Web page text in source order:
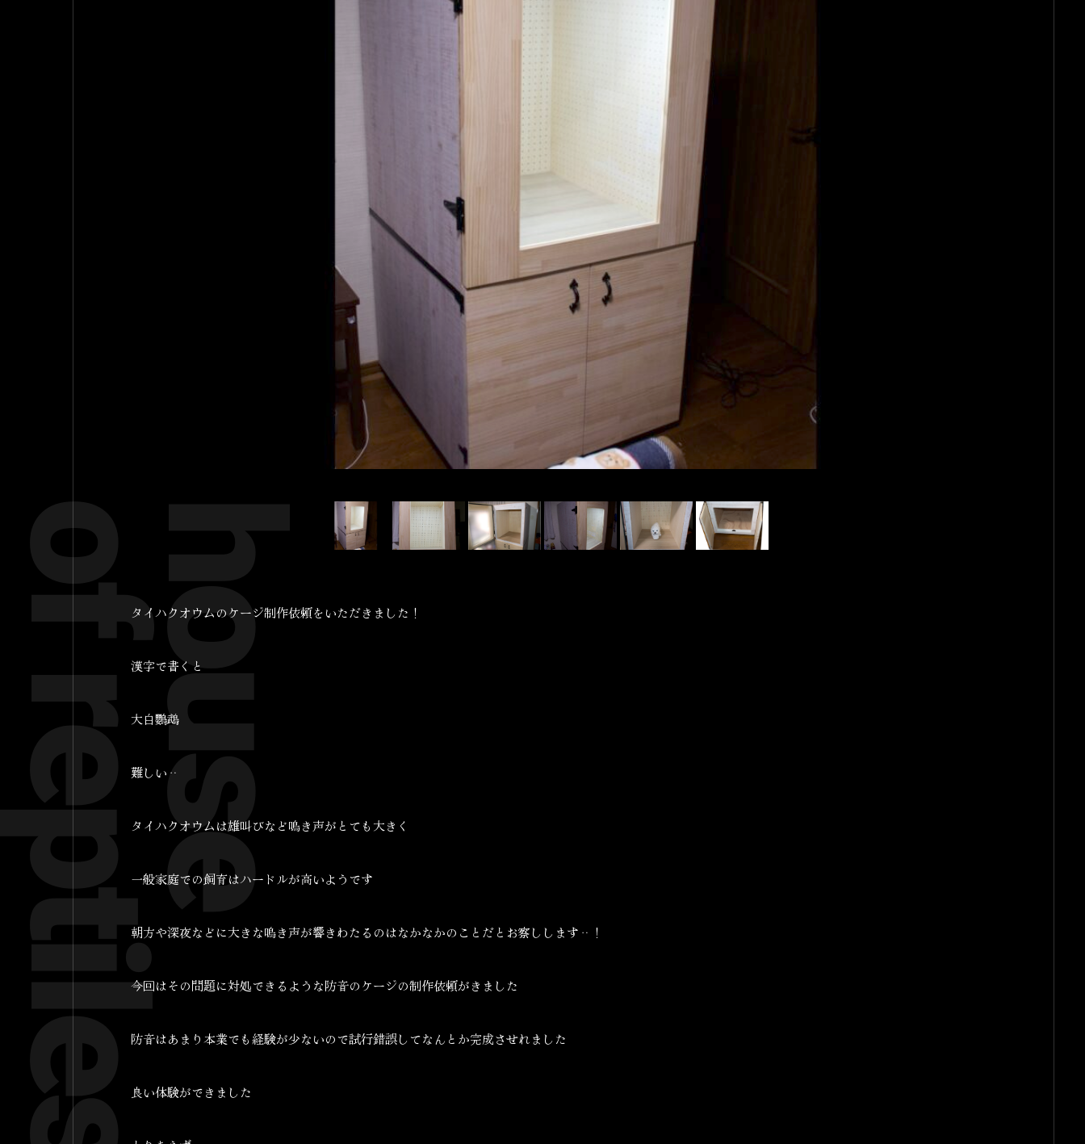
タイハクオウムのケージ制作依頼をいただきました！
漢字で書くと
大白鸚鵡
難しい‥
タイハクオウムは雄叫びなど鳴き声がとても大きく
一般家庭での飼育はハードルが高いようです
朝方や深夜などに大きな鳴き声が響きわたるのはなかなかのことだとお察しします‥！
今回はその問題に対処できるような防音のケージの制作依頼がきました
防音はあまり本業でも経験が少ないので試行錯誤してなんとか完成させれました
良い体験ができました